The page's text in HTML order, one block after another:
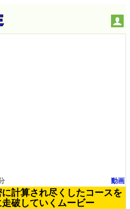
動画
計算され尽くしたコースを
破していくムービー